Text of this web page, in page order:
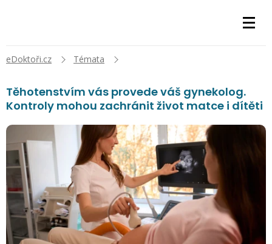
eDoktoři.cz Témata
Těhotenstvím vás provede váš gynekolog.
Kontroly mohou zachránit život matce i dítěti